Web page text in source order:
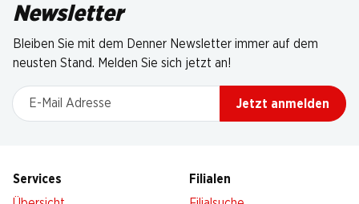
Newsletter
Bleiben Sie mit dem Denner Newsletter immer auf dem
neusten Stand. Melden Sie sich jetzt an!
E-Mail Adresse
Jetzt anmelden
Services
Filialen